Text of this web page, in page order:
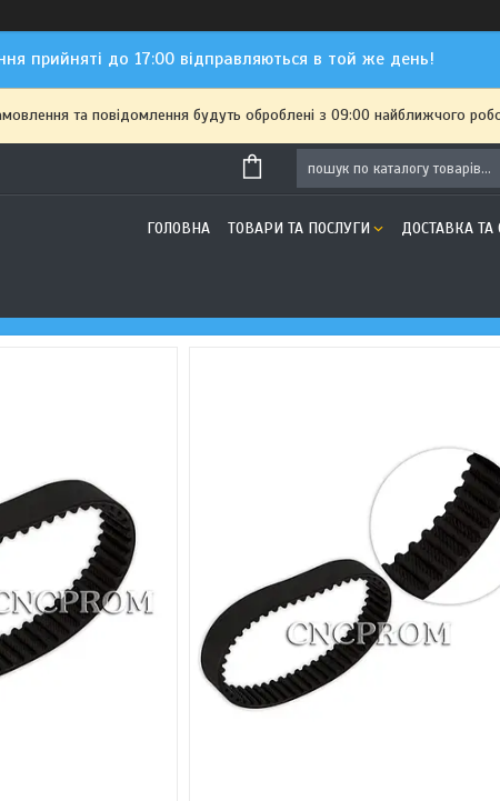
прийняті до 17:00 відправляються в той же день!
та повідомлення будуть оброблені з 09:00 найближчого
ГОЛОВНА ТОВАРИ ТА ПОСЛУГИ ДОСТАВКА ТА